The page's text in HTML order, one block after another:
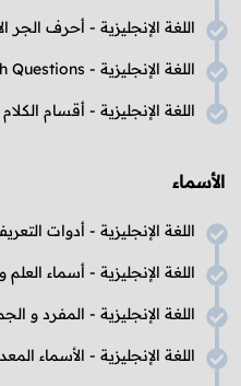
اللغة الإنجليزية - أحرف الجر
اللغة الإنجليزية - Wh Questions
اللغة الإنجليزية - أقسام الكلام
الأسماء
اللغة الإنجليزية - أدوات
اللغة الإنجليزية - أسماء العلم
اللغة الإنجليزية - المفرد و